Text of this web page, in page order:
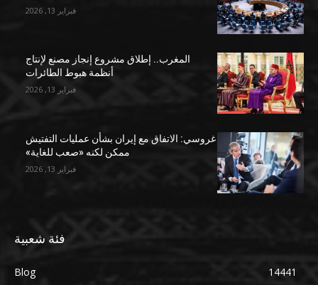
فبراير 13, 2026
المغرب.. إطلاق مشروع إنجاز مصنع لإنتاج
أنظمة هبوط الطائرات
فبراير 13, 2026
غروسي: الاتفاق مع إيران بشأن عمليات التفتيش
ممكن لكنه «صعب للغاية»
فبراير 13, 2026
فئة شعبية
Blog
14441